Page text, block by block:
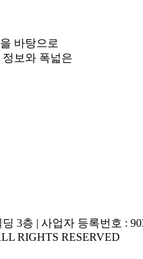
바탕으로
보와 폭넓은
3층 | 사업자 등록번호 :
RIGHTS RESERVED